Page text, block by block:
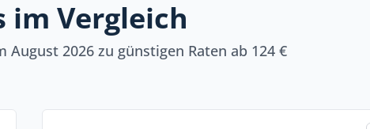
im Vergleich
2026 zu günstigen Raten ab 124 €